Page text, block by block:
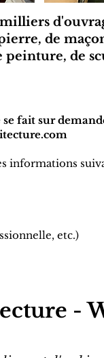
milliers
de
peinture, de
fait sur
informations
etc.)
-